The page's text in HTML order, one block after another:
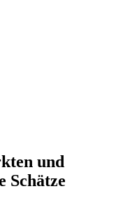
und
Schätze